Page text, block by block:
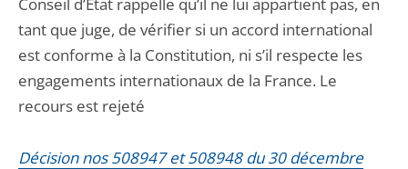
tant que juge, de vérifier si un accord international
est conforme à la Constitution, ni s’il respecte les
engagements internationaux de la France. Le
recours est rejeté
Décision nos 508947 et 508948 du 30 décembre